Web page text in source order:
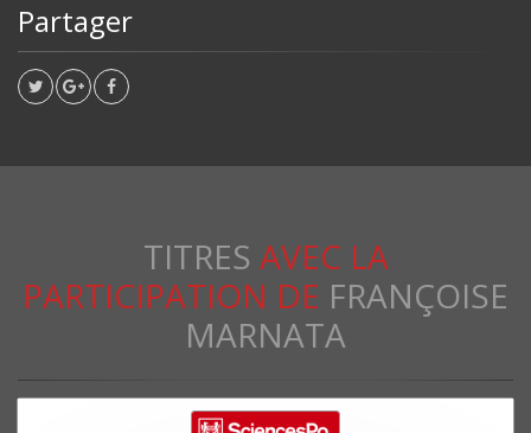
Partager
TITRES AVEC LA
PARTICIPATION DE FRANÇOISE
MARNATA